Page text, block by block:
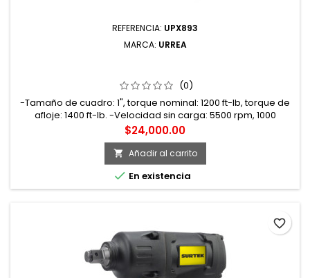
REFERENCIA: UPX893
MARCA: URREA
(0)
-Tamaño de cuadro: 1", torque nominal: 1200 ft-lb, torque de
afloje: 1400 ft-lb. -Velocidad sin carga: 5500 rpm, 1000
impactos por minuto. -Presión de trabajo: 90 psi, entrada de
aire: 3/8 NPT, consumo de aire: 7.5 CFM. -Mecanismo TWIN
HAMMER, carcasa de composite. -Peso: 3.5 kg. -Se usa para
apretar o aflojar tornillos y tuercas.
Precio
$24,000.00
 Añadir al carrito
 En existencia
favorite_border